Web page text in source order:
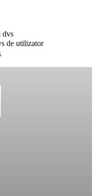
dvs
de utilizator